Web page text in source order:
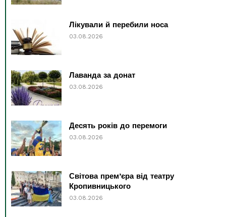
Лікували й перебили носа
03.08.2026
Лаванда за донат
03.08.2026
Десять років до перемоги
03.08.2026
Світова прем’єра від театру
Кропивницького
03.08.2026